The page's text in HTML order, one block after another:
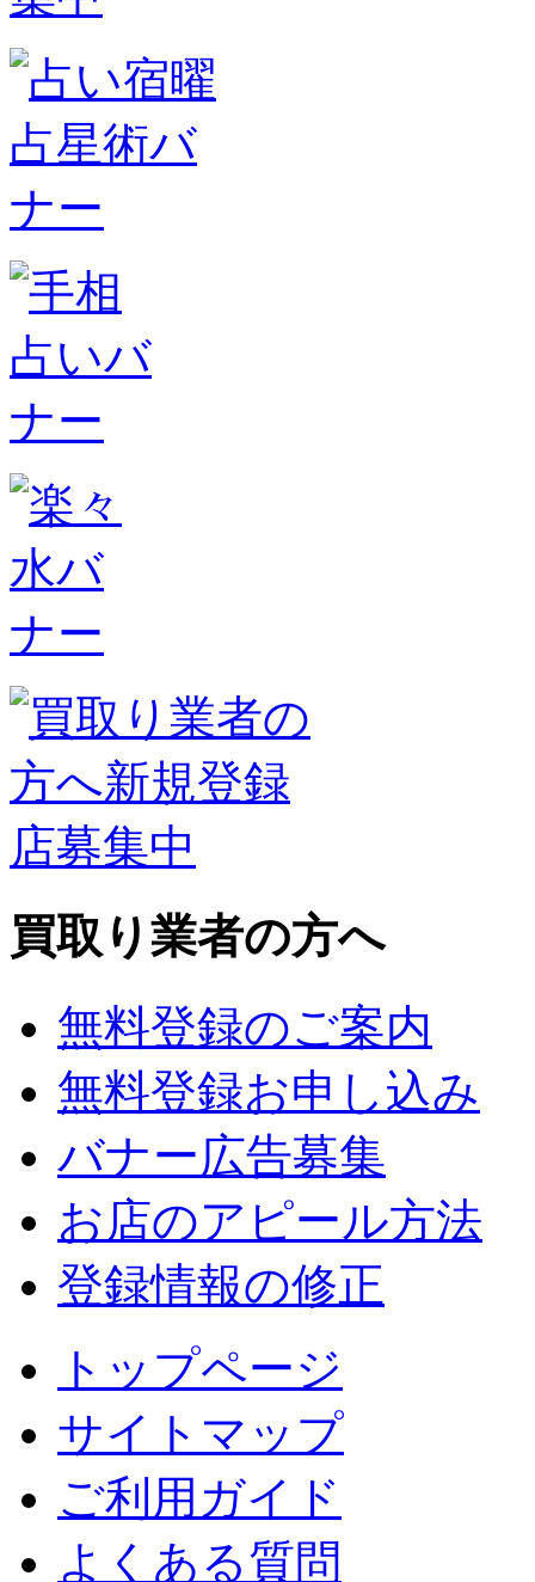
買取り業者の方へ
無料登録のご案内
無料登録お申し込み
バナー広告募集
お店のアピール方法
登録情報の修正
トップページ
サイトマップ
ご利用ガイド
よくある質問